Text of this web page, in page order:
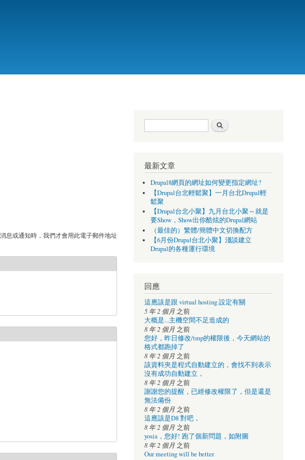
息或通知時，我們才會用此電子郵件地址
搜尋表單
最新文章
Drupal8網頁的網址如何變更指定網址?
【Drupal台北輕鬆聚】一月台北Drupal輕
鬆聚
【Drupal台北小聚】九月台北小聚～就是
要Show，Show出你酷炫的Drupal網站
（最佳的）繁體/簡體中文切換配方
【6月份Drupal台北小聚】淺談建立
Drupal的各種運行環境
回應
這應該是跟 virtual hosting 設定有關
5 年 2 個月之前
大概是...主機空間不足造成的
8 年 2 個月之前
您好，昨日修改/tmp的權限後，今天網站的
格式都跑掉了
8 年 2 個月之前
該資料夾是程式自動建立的，會找不到表示
沒有成功自動建立，
8 年 2 個月之前
謝謝您的提醒，已經修改權限了，但是還是
無法備份
8 年 2 個月之前
這應該是D8 對吧，
8 年 2 個月之前
yosia，您好! 跑了個新問題，如附圖
8 年 2 個月之前
Our meeting will be better